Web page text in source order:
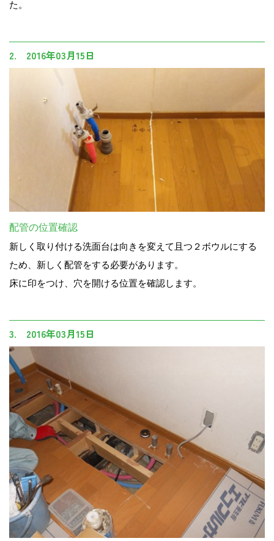
た。
2. 2016年03月15日
配管の位置確認
新しく取り付ける洗面台は向きを変えて且つ２ボウルにする
ため、新しく配管をする必要があります。
床に印をつけ、穴を開ける位置を確認します。
3. 2016年03月15日